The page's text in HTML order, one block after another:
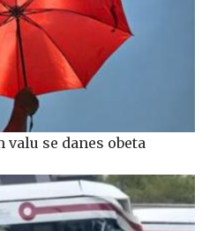
se danes obeta